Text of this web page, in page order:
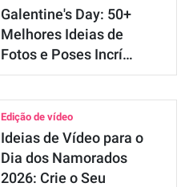
Galentine's Day: 50+
Melhores Ideias de
Fotos e Poses Incrí…
Edição de vídeo
Ideias de Vídeo para o
Dia dos Namorados
2026: Crie o Seu